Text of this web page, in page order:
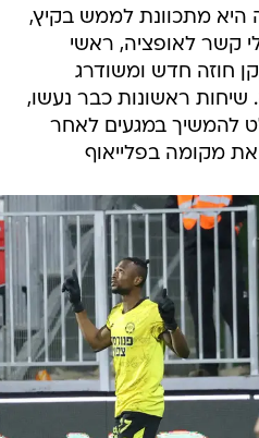
היא מתכוונת לממש בקיץ,
קשר לאופציה, ראשי
חוזה חדש ומשודרג
שיחות ראשונות כבר נעשו,
להמשיך במגעים לאחר
מקומה בפלייאוף